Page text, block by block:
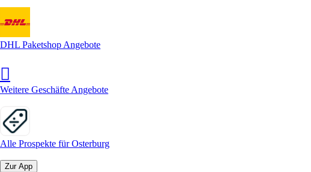
DHL Paketshop Angebote
Weitere Geschäfte Angebote
Alle Prospekte für Osterburg
Zur App